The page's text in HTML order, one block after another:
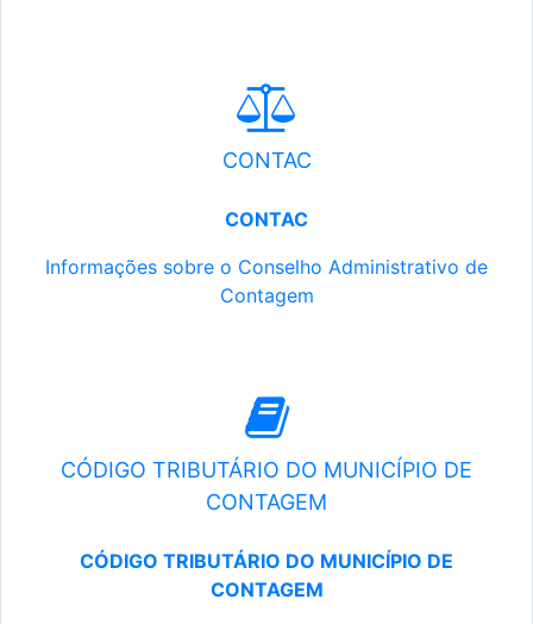
CONTAC
CONTAC
Informações sobre o Conselho Administrativo de
Contagem
CÓDIGO TRIBUTÁRIO DO MUNICÍPIO DE
CONTAGEM
CÓDIGO TRIBUTÁRIO DO MUNICÍPIO DE
CONTAGEM